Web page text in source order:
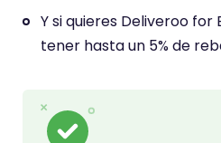
Y si quieres Deliveroo for
tener hasta un 5% de